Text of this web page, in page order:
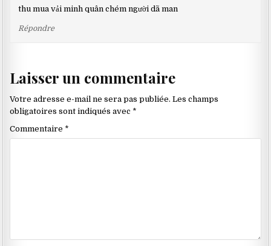
thu mua vải minh quân chém người dã man
Répondre
Laisser un commentaire
Votre adresse e-mail ne sera pas publiée. Les champs
obligatoires sont indiqués avec *
Commentaire *